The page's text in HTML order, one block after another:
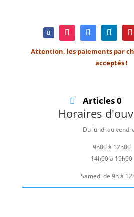
Attention, les paiements par
acceptés !
Articles 0
Horaires
Du lundi au
9h00 à 12h00
14h00 à 19h00
Samedi de 9h à